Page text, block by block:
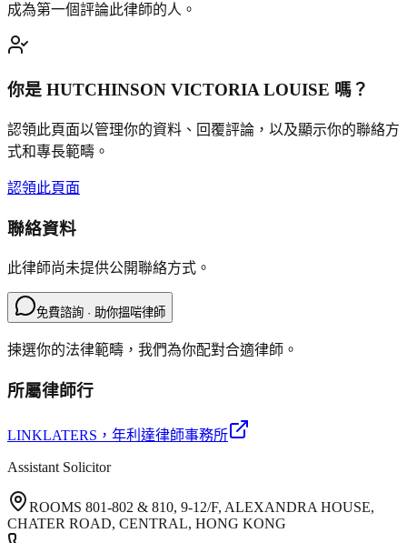
成為第一個評論此律師的人。
你是 HUTCHINSON VICTORIA LOUISE 嗎？
認領此頁面以管理你的資料、回覆評論，以及顯示你的聯絡方
式和專長範疇。
認領此頁面
聯絡資料
此律師尚未提供公開聯絡方式。
免費諮詢 · 助你搵啱律師
揀選你的法律範疇，我們為你配對合適律師。
所屬律師行
LINKLATERS ，年利達律師事務所
Assistant Solicitor
ROOMS 801-802 & 810, 9-12/F, ALEXANDRA HOUSE,
CHATER ROAD, CENTRAL, HONG KONG